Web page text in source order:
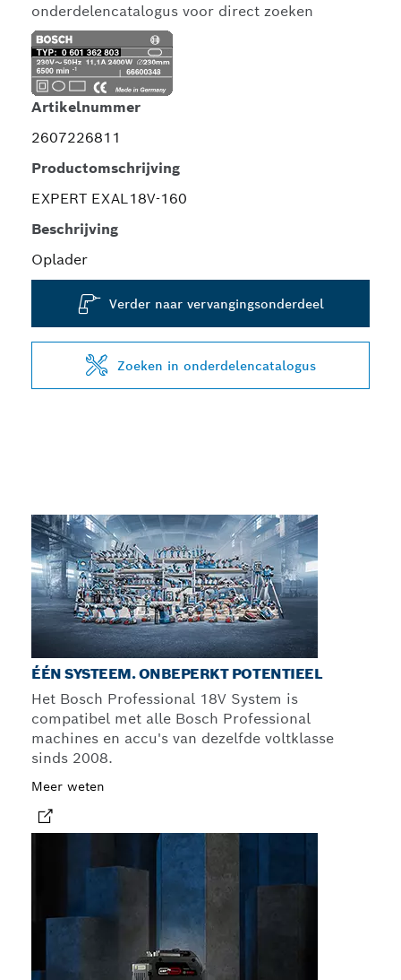
onderdelencatalogus voor direct zoeken
Artikelnummer
2607226811
Productomschrijving
EXPERT EXAL18V-160
Beschrijving
Oplader
Verder naar vervangingsonderdeel
Zoeken in onderdelencatalogus
ÉÉN SYSTEEM. ONBEPERKT POTENTIEEL
Het Bosch Professional 18V System is
compatibel met alle Bosch Professional
machines en accu's van dezelfde voltklasse
sinds 2008.
Meer weten